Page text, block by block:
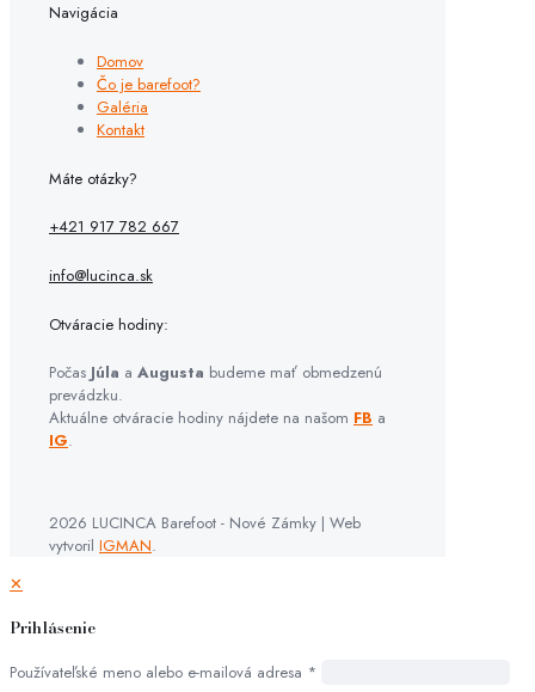
Navigácia
Domov
Čo je barefoot?
Galéria
Kontakt
Máte otázky?
+421 917 782 667
info@lucinca.sk
Otváracie hodiny:
Počas Júla a Augusta budeme mať obmedzenú
prevádzku.
Aktuálne otváracie hodiny nájdete na našom FB a
IG.
2026 LUCINCA Barefoot - Nové Zámky | Web
vytvoril IGMAN.
✕
Prihlásenie
Používateľské meno alebo e-mailová adresa *